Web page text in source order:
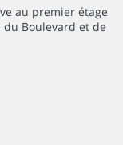
au premier étage
Boulevard et de